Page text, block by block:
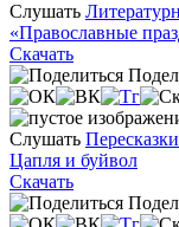
Слушать
«Православные
Скачать
Слушать Пересказки
Цапля и буйвол
Скачать